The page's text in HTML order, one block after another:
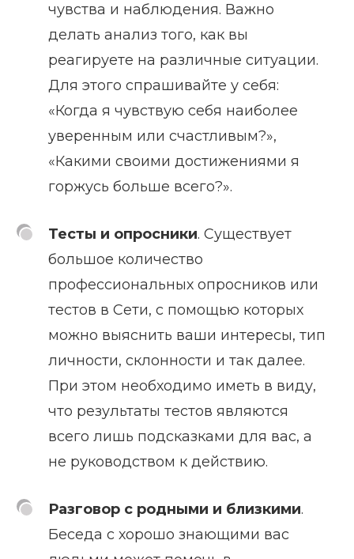
чувства и наблюдения. Важно
делать анализ того, как вы
реагируете на различные ситуации.
Для этого спрашивайте у себя:
«Когда я чувствую себя наиболее
уверенным или счастливым?»,
«Какими своими достижениями я
горжусь больше всего?».
Тесты и опросники. Существует
большое количество
профессиональных опросников или
тестов в Сети, с помощью которых
можно выяснить ваши интересы, тип
личности, склонности и так далее.
При этом необходимо иметь в виду,
что результаты тестов являются
всего лишь подсказками для вас, а
не руководством к действию.
Разговор с родными и близкими.
Беседа с хорошо знающими вас